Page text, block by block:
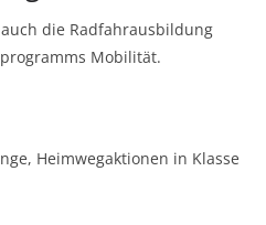
die Radfahrausbildung
Mobilität.
Heimwegaktionen in Klasse